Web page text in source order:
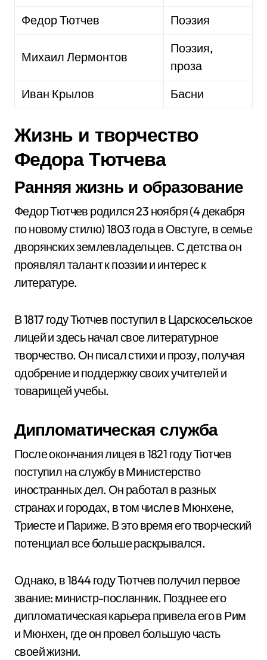
Федор Тютчев
Поэзия
Михаил Лермонтов
Поэзия,
проза
Иван Крылов
Басни
Жизнь и творчество
Федора Тютчева
Ранняя жизнь и образование
Федор Тютчев родился 23 ноября (4 декабря
по новому стилю) 1803 года в Овстуге, в семье
дворянских землевладельцев. С детства он
проявлял талант к поэзии и интерес к
литературе.
В 1817 году Тютчев поступил в Царскосельское
лицей и здесь начал свое литературное
творчество. Он писал стихи и прозу, получая
одобрение и поддержку своих учителей и
товарищей учебы.
Дипломатическая служба
После окончания лицея в 1821 году Тютчев
поступил на службу в Министерство
иностранных дел. Он работал в разных
странах и городах, в том числе в Мюнхене,
Триесте и Париже. В это время его творческий
потенциал все больше раскрывался.
Однако, в 1844 году Тютчев получил первое
звание: министр-посланник. Позднее его
дипломатическая карьера привела его в Рим
и Мюнхен, где он провел большую часть
своей жизни.